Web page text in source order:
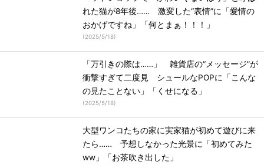
れた猫が8年後…… 激変した“表情”に「愛情の
おかげですね」「何とまぁ！！！」
(2025/5/18)
「万引きの際は……」 雑貨店の“メッセージ”が
衝撃すぎて二度見 シュールなPOPに「こんな
の見たことない」「くせになる」
(2025/5/18)
大型ワンコたちの家に実家猫が初めて遊びに来
たら…… 予想しなかった光景に「初めてみた
ww」「お茶吹き出した」